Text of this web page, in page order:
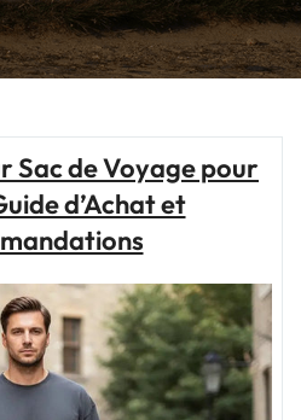
Sac de Voyage pour
d’Achat et